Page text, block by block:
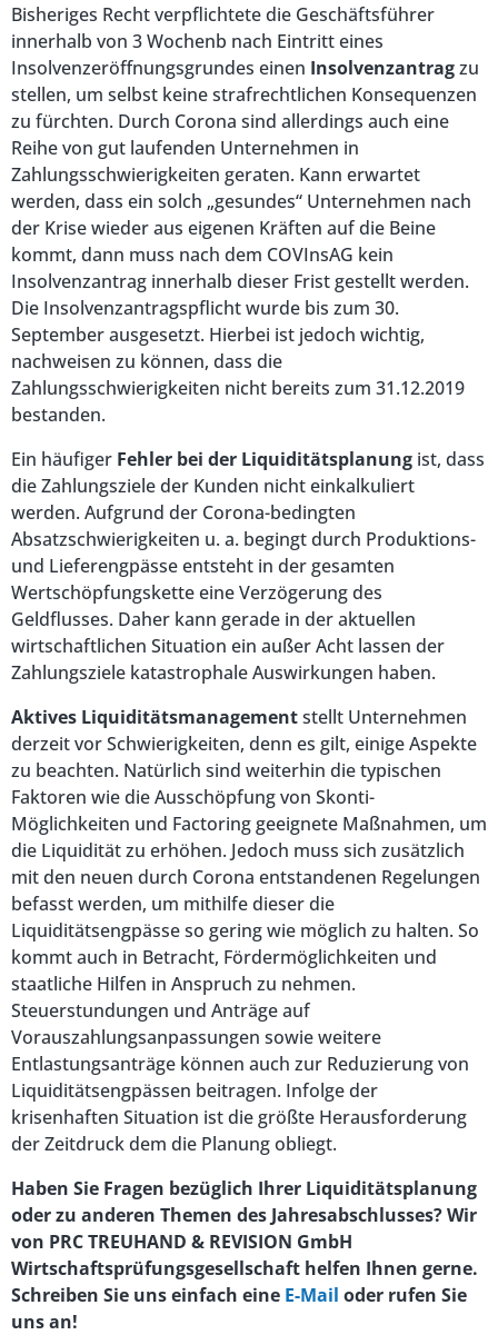
Bisheriges Recht verpflichtete die Geschäftsführer
innerhalb von 3 Wochenb nach Eintritt eines
Insolvenzeröffnungsgrundes einen Insolvenzantragzu
stellen, um selbst keine strafrechtlichen Konsequenzen
zu fürchten. Durch Corona sind allerdings auch eine
Reihe von gut laufenden Unternehmen in
Zahlungsschwierigkeiten geraten. Kann erwartet
werden, dass ein solch „gesundes“ Unternehmen nach
der Krise wieder aus eigenen Kräften auf die Beine
kommt, dann muss nach dem COVInsAG kein
Insolvenzantrag innerhalb dieser Frist gestellt werden.
Die Insolvenzantragspflicht wurde bis zum 30.
September ausgesetzt. Hierbei ist jedoch wichtig,
nachweisen zu können, dass die
Zahlungsschwierigkeiten nicht bereits zum 31.12.2019
bestanden.
Ein häufiger Fehler bei der Liquiditätsplanung ist, dass
die Zahlungsziele der Kunden nicht einkalkuliert
werden. Aufgrund der Corona-bedingten
Absatzschwierigkeiten u. a. begingt durch Produktions-
und Lieferengpässe entsteht in der gesamten
Wertschöpfungskette eine Verzögerung des
Geldflusses. Daher kann gerade in der aktuellen
wirtschaftlichen Situation ein außer Acht lassen der
Zahlungsziele katastrophale Auswirkungen haben.
Aktives Liquiditätsmanagementstellt Unternehmen
derzeit vor Schwierigkeiten, denn es gilt, einige Aspekte
zu beachten. Natürlich sind weiterhin die typischen
Faktoren wie die Ausschöpfung von Skonti-
Möglichkeiten und Factoring geeignete Maßnahmen, um
die Liquidität zu erhöhen. Jedoch muss sich zusätzlich
mit den neuen durch Corona entstandenen Regelungen
befasst werden, um mithilfe dieser die
Liquiditätsengpässe so gering wie möglich zu halten. So
kommt auch in Betracht, Fördermöglichkeiten und
staatliche Hilfen in Anspruch zu nehmen.
Steuerstundungen und Anträge auf
Vorauszahlungsanpassungen sowie weitere
Entlastungsanträge können auch zur Reduzierung von
Liquiditätsengpässen beitragen. Infolge der
krisenhaften Situation ist die größte Herausforderung
der Zeitdruck dem die Planung obliegt.
Haben Sie Fragen bezüglich Ihrer Liquiditätsplanung
oder zu anderen Themen des Jahresabschlusses? Wir
von PRC TREUHAND & REVISION GmbH
Wirtschaftsprüfungsgesellschaft helfen Ihnen gerne.
Schreiben Sie uns einfach eine E-Mail oder rufen Sie
uns an!